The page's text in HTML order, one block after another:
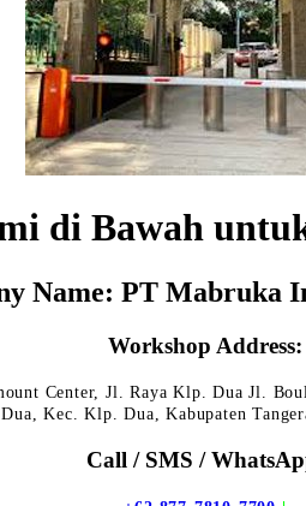
di Bawah
Name: PT Mabruka
Workshop Address:
Center, Jl. Raya Klp. Dua Jl.
Kec. Klp. Dua, Kabupaten
Call / SMS /